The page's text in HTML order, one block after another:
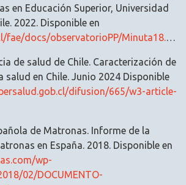
en Educación Superior, Universidad
2022. Disponible en
docs/observatorioPP/Minuta18.pdf
de salud de Chile. Caracterización de
salud en Chile. Junio 2024 Disponible
difusion/665/w3-article-
de Matronas. Informe de la
en España. 2018. Disponible en
wp-
02/DOCUMENTO-